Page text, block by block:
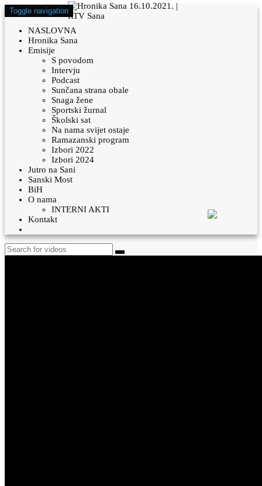
Toggle navigation
NASLOVNA
Hronika Sana
Emisije
S povodom
Intervju
Podcast
Sunčana strana obale
Snaga žene
Sportski žurnal
Školski sat
Na nama svijet ostaje
Ramazanski program
Izbori 2022
Izbori 2024
Jutro na Sani
Sanski Most
BiH
O nama
INTERNI AKTI
Kontakt